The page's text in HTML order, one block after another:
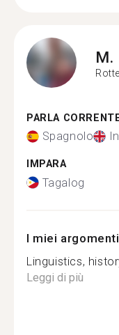
M.
PARLA
Spagnolo
IMPARA
Tagalog
I miei
Linguistics,
Leggi di più